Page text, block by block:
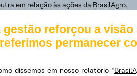
em relação às ações da BrasilAgro.
gestão reforçou a
permanecer
dissemos em nosso relatório “